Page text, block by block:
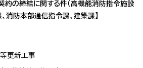
の締結に関する件（高機能消防指令施設
消防本部通信指令課、建築課】
更新工事